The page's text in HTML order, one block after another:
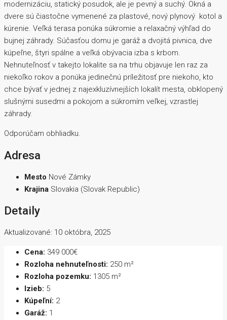
modernizáciu, statický posudok, ale je pevný a suchý. Okná a
dvere sú čiastočne vymenené za plastové, nový plynový kotol a
kúrenie. Veľká terasa ponúka súkromie a relaxačný výhľad do
bujnej záhrady. Súčasťou domu je garáž a dvojitá pivnica, dve
kúpeľne, štyri spálne a veľká obývacia izba s krbom.
Nehnuteľnosť v takejto lokalite sa na trhu objavuje len raz za
niekoľko rokov a ponúka jedinečnú príležitosť pre niekoho, kto
chce bývať v jednej z najexkluzívnejších lokalít mesta, obklopený
slušnými susedmi a pokojom a súkromím veľkej, vzrastlej
záhrady.
Odporúčam obhliadku.
Adresa
Mesto Nové Zámky
Krajina Slovakia (Slovak Republic)
Detaily
Aktualizované: 10 októbra, 2025
Cena: 349 000€
Rozloha nehnuteľnosti: 250 m²
Rozloha pozemku: 1305 m²
Izieb: 5
Kúpeľní: 2
Garáž: 1